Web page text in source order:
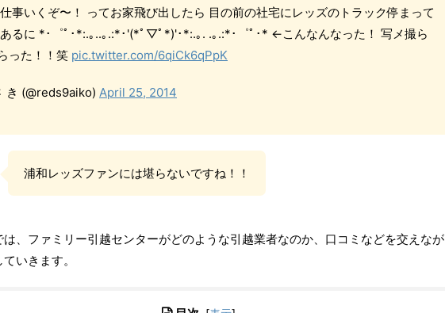
事いくぞ〜！ ってお家飛び出したら 目の前の社宅にレッズのトラック停まって
るに *･゜ﾟ･*:.｡..｡.:*･'(*ﾟ▽ﾟ*)'･*:.｡. .｡.:*･゜ﾟ･* ←こんなんなった！ 写メ撮ら
った！！笑 pic.twitter.com/6qiCk6qPpK
き (@reds9aiko) April 25, 2014
浦和レッズファンには堪らないですね！！
は、ファミリー引越センターがどのような引越業者なのか、口コミなどを交えなが
いきます。